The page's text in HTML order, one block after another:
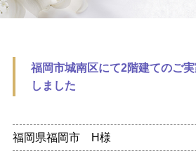
福岡市城南区にて2階建てのご
しました
福岡県福岡市 H様
会社案内